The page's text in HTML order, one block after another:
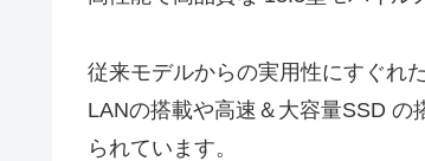
従来モデルからの実用性にすぐれ
LANの搭載や高速＆大容量SSD
られています。